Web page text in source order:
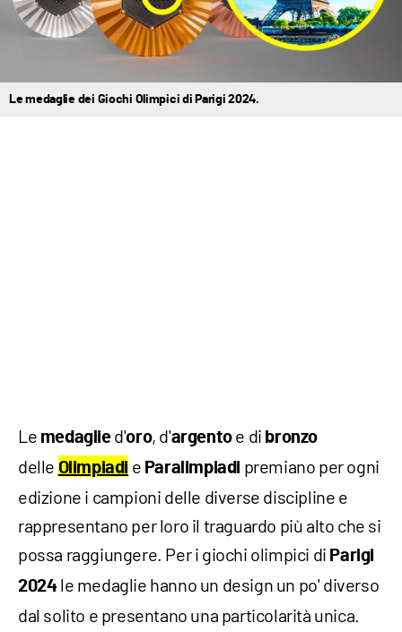
Le medaglie dei Giochi Olimpici di Parigi 2024.
Le medaglied'oro, d'argentoe di bronzo
delle Olimpiadi e Paralimpiadi premiano per ogni
edizione i campioni delle diverse discipline e
rappresentano per loro il traguardo più alto che si
possa raggiungere. Per i giochi olimpici di Parigi
2024le medaglie hanno un design un po' diverso
dal solito e presentano una particolarità unica.